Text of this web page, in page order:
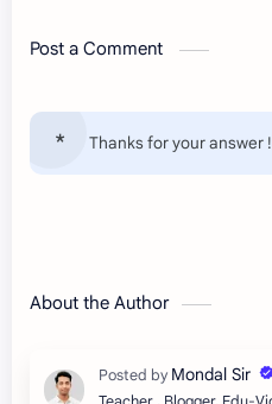
Post a Comment
Thanks for your answer !
About the Author